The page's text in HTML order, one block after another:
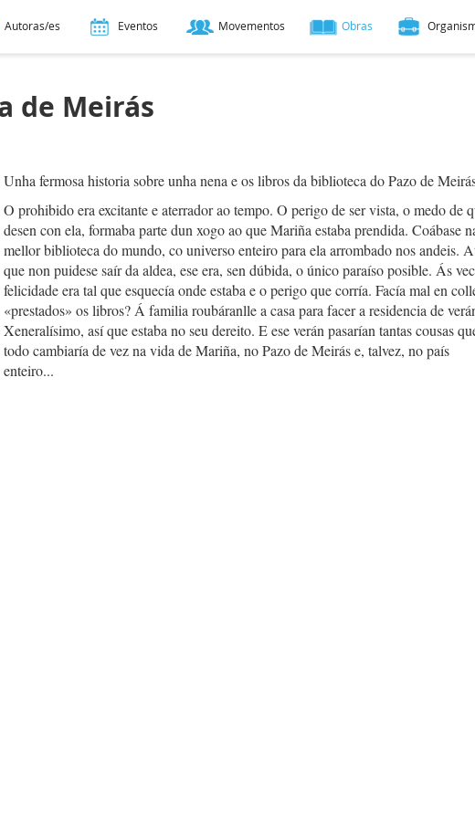
Autoras/es Eventos Movementos Obras
de Meirás
Unha fermosa historia sobre unha nena e os libros da biblioteca do Pazo de
O prohibido era excitante e aterrador ao tempo. O perigo de ser vista, o medo de
desen con ela, formaba parte dun xogo ao que Mariña estaba prendida. Coábase
mellor biblioteca do mundo, co universo enteiro para ela arrombado nos andeis.
que non puidese saír da aldea, ese era, sen dúbida, o único paraíso posible. Ás
felicidade era tal que esquecía onde estaba e o perigo que corría. Facía mal en
«prestados» os libros? Á familia roubáranlle a casa para facer a residencia de
Xeneralísimo, así que estaba no seu dereito. E ese verán pasarían tantas cousas
todo cambiaría de vez na vida de Mariña, no Pazo de Meirás e, talvez, no país
enteiro...